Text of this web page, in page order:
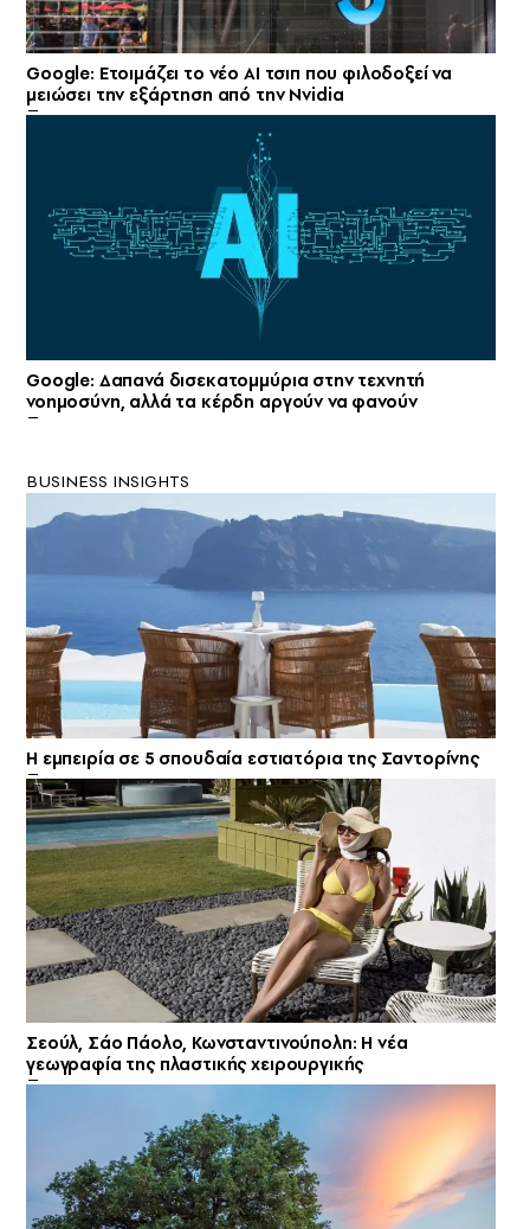
Google: Ετοιμάζει το νέο AI τσιπ που φιλοδοξεί να
μειώσει την εξάρτηση από την Nvidia
Google: Δαπανά δισεκατομμύρια στην τεχνητή
νοημοσύνη, αλλά τα κέρδη αργούν να φανούν
BUSINESS INSIGHTS
Η εμπειρία σε 5 σπουδαία εστιατόρια της Σαντορίνης
Σεούλ, Σάο Πάολο, Κωνσταντινούπολη: Η νέα
γεωγραφία της πλαστικής χειρουργικής